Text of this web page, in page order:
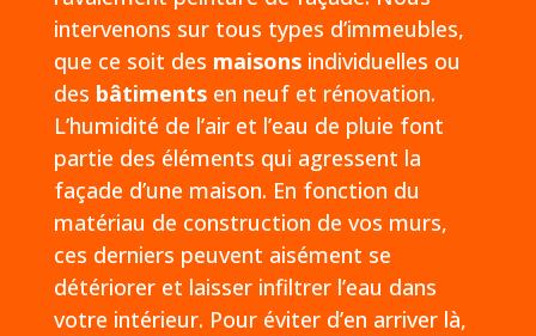
intervenons sur tous types d’immeubles,
que ce soit des maisonsindividuelles ou
des bâtimentsen neuf et rénovation.
L’humidité de l’air et l’eau de pluie font
partie des éléments qui agressent la
façade d’une maison. En fonction du
matériau de construction de vos murs,
ces derniers peuvent aisément se
détériorer et laisser infiltrer l’eau dans
votre intérieur. Pour éviter d’en arriver là,